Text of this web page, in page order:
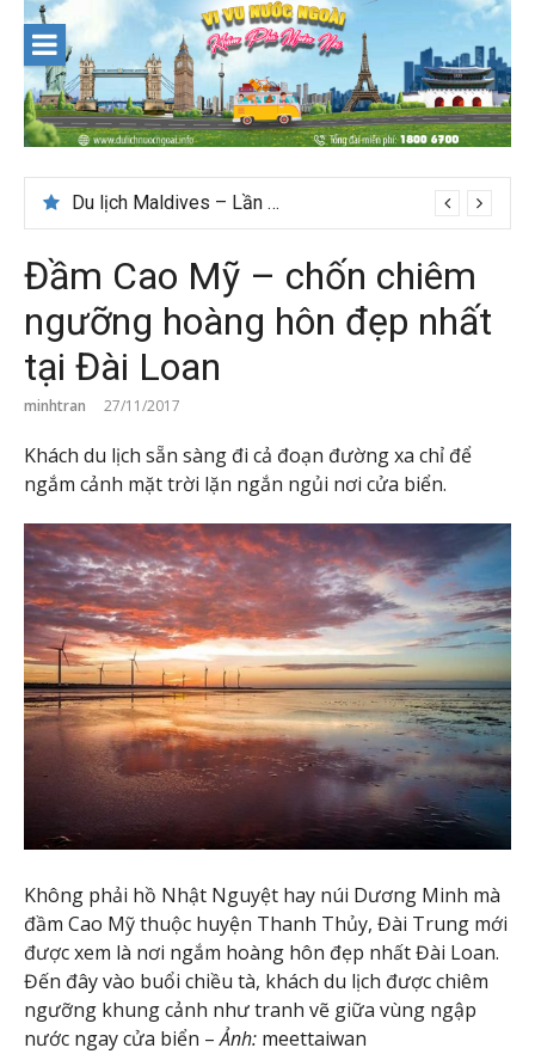
content
Du lịch Maldives – Lần đầu nên đi đâu, chơi gì?
Đầm Cao Mỹ – chốn chiêm
ngưỡng hoàng hôn đẹp nhất
tại Đài Loan
minhtran 27/11/2017
Khách du lịch sẵn sàng đi cả đoạn đường xa chỉ để
ngắm cảnh mặt trời lặn ngắn ngủi nơi cửa biển.
Không phải hồ Nhật Nguyệt hay núi Dương Minh mà
đầm Cao Mỹ thuộc huyện Thanh Thủy, Đài Trung mới
được xem là nơi ngắm hoàng hôn đẹp nhất Đài Loan.
Đến đây vào buổi chiều tà, khách du lịch được chiêm
ngưỡng khung cảnh như tranh vẽ giữa vùng ngập
nước ngay cửa biển –Ảnh: meettaiwan